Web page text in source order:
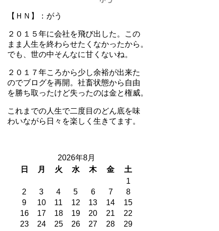
【ＨＮ】：がう
２０１５年に会社を飛び出した。この
まま人生を終わらせたくなかったから。
でも、世の中そんなに甘くないね。
２０１７年ころから少し余裕が出来た
のでブログを再開。社畜状態から自由
を勝ち取ったけど失ったのは金と権威。
これまでの人生で二度目のどん底を味
わいながら日々を楽しく生きてます。
2026年8月
日
月 火 水 木 金
土
1
2
3 4 5 6 7
8
9
10 11 12 13 14
15
16
17 18 19 20 21
22
23
24 25 26 27 28
29